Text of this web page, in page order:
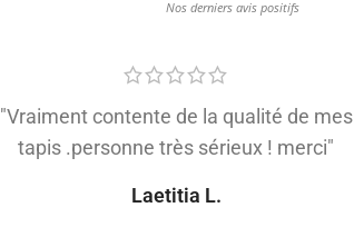
"Vraiment contente de la qualité de mes
tapis .personne très sérieux ! merci"
Laetitia L.